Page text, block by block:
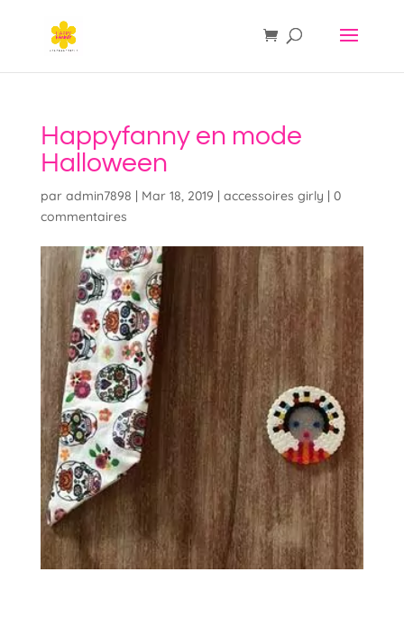
Happyfanny en mode
Halloween
par admin7898 | Mar 18, 2019 | accessoires girly | 0
commentaires